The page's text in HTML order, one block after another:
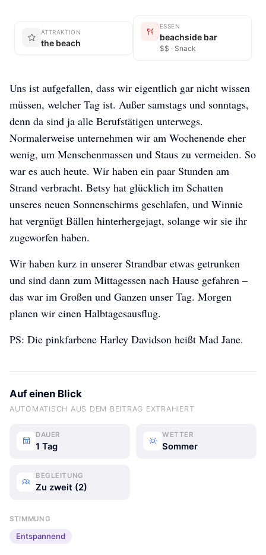
ATTRAKTION
the beach
ESSEN
beachside bar
$$ · Snack
Uns ist aufgefallen, dass wir eigentlich gar nicht wissen
müssen, welcher Tag ist. Außer samstags und sonntags,
denn da sind ja alle Berufstätigen unterwegs.
Normalerweise unternehmen wir am Wochenende eher
wenig, um Menschenmassen und Staus zu vermeiden. So
war es auch heute. Wir haben ein paar Stunden am
Strand verbracht. Betsy hat glücklich im Schatten
unseres neuen Sonnenschirms geschlafen, und Winnie
hat vergnügt Bällen hinterhergejagt, solange wir sie ihr
zugeworfen haben.
Wir haben kurz in unserer Strandbar etwas getrunken
und sind dann zum Mittagessen nach Hause gefahren –
das war im Großen und Ganzen unser Tag. Morgen
planen wir einen Halbtagesausflug.
PS: Die pinkfarbene Harley Davidson heißt Mad Jane.
Auf einen Blick
AUTOMATISCH AUS DEM BEITRAG EXTRAHIERT
DAUER
1 Tag
WETTER
Sommer
BEGLEITUNG
Zu zweit (2)
STIMMUNG
Entspannend